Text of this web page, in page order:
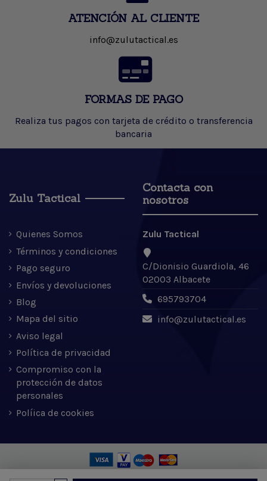
ATENCIÓN AL CLIENTE
info@zulutactical.es
FORMAS DE PAGO
Realiza tus pagos con tarjeta de crédito o transferencia
bancaria
Zulu Tactical
Quienes Somos
Términos y condiciones
Pago seguro
Envíos y devoluciones
Blog
Mapa del sitio
Aviso legal
Política de privacidad
Compromiso con la
protección de datos
personales
Políica de cookies
Contacta con
nosotros
Zulu Tactical
C/Dionisio Guardiola, 46
02003 Albacete
695793704
info@zulutactical.es